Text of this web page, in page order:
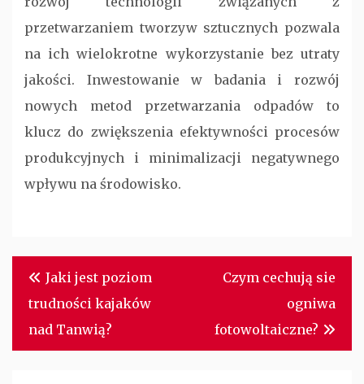
przetwarzaniem tworzyw sztucznych pozwala
na ich wielokrotne wykorzystanie bez utraty
jakości. Inwestowanie w badania i rozwój
nowych metod przetwarzania odpadów to
klucz do zwiększenia efektywności procesów
produkcyjnych i minimalizacji negatywnego
wpływu na środowisko.
Nawigacja
wpisu
Jaki jest poziom
trudności kajaków
nad Tanwią?
Czym cechują sie
ogniwa
fotowoltaiczne?